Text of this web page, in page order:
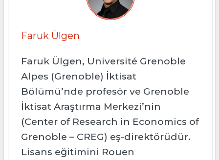
Faruk Ülgen
Faruk Ülgen, Université Grenoble
Alpes (Grenoble) İktisat
Bölümü’nde profesör ve Grenoble
İktisat Araştırma Merkezi’nin
(Center of Research in Economics of
Grenoble – CREG) eş-direktörüdür.
Lisans eğitimini Rouen